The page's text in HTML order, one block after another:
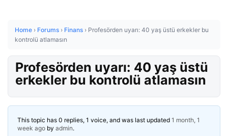
Home › Forums › Finans › Profesörden uyarı: 40 yaş üstü erkekler bu
kontrolü atlamasın
Profesörden uyarı: 40 yaş üstü
erkekler bu kontrolü atlamasın
This topic has 0 replies, 1 voice, and was last updated 1 month, 1
week ago by admin.